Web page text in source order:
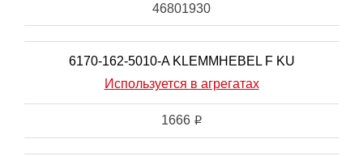
46801930
6170-162-5010-A KLEMMHEBEL F KU
Используется в агрегатах
1666 i